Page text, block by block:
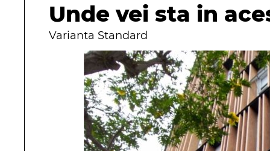
Unde vei sta in
Varianta Standard